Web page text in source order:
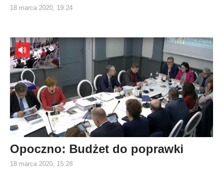
18 marca 2020, 19:24
Opoczno: Budżet do poprawki
18 marca 2020, 15:28